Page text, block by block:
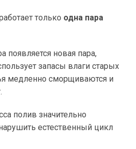
только одна пара
появляется новая пара,
запасы влаги старых
медленно сморщиваются и
полив значительно
естественный цикл